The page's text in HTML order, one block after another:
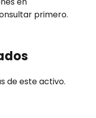
primero.
de este activo.